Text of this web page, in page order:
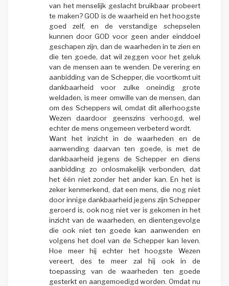
van het menselijk geslacht bruikbaar probeert
te maken? GOD is de waarheid en het hoogste
goed zelf, en de verstandige schepselen
kunnen door GOD voor geen ander einddoel
geschapen zijn, dan de waarheden in te zien en
die ten goede, dat wil zeggen voor het geluk
van de mensen aan te wenden. De verering en
aanbidding van de Schepper, die voortkomt uit
dankbaarheid voor zulke oneindig grote
weldaden, is meer omwille van de mensen, dan
om des Scheppers wil, omdat dit allerhoogste
Wezen daardoor geenszins verhoogd, wel
echter de mens ongemeen verbeterd wordt.
Want het inzicht in de waarheden en de
aanwending daarvan ten goede, is met de
dankbaarheid jegens de Schepper en diens
aanbidding zo onlosmakelijk verbonden, dat
het één niet zonder het ander kan. En het is
zeker kenmerkend, dat een mens, die nog niet
door innige dankbaarheid jegens zijn Schepper
geroerd is, ook nog niet ver is gekomen in het
inzicht van de waarheden, en dientengevolge
die ook niet ten goede kan aanwenden en
volgens het doel van de Schepper kan leven.
Hoe meer hij echter het hoogste Wezen
vereert, des te meer zal hij ook in de
toepassing van de waarheden ten goede
gesterkt en aangemoedigd worden. Omdat nu